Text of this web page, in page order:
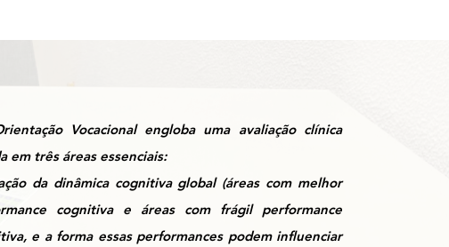
Vocacional engloba uma avaliação clínica
em três áreas essenciais:
da dinâmica cognitivaglobal (áreas com melhor
cognitiva e áreas com frágil performance
e a forma essas performances podem influenciar